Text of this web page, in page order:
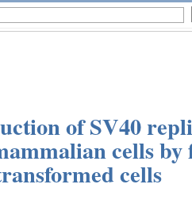
of SV40
cells
cells